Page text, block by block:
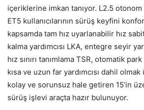
içeriklerine imkan tanıyor. L2.5
ET5 kullanıcılarının sürüş keyfini
kapsamda tam hız uyarlanabilir hız
kalma yardımcısı LKA, entegre seyir
hız sınırı tanımlama TSR, otomatik
kısa ve uzun far yardımcısı dahil
kolay ve sorunsuz hale getiren 15’in
sürüş işlevi araçta hazır bulunuyor.